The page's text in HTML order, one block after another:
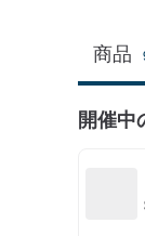
商品
開催中